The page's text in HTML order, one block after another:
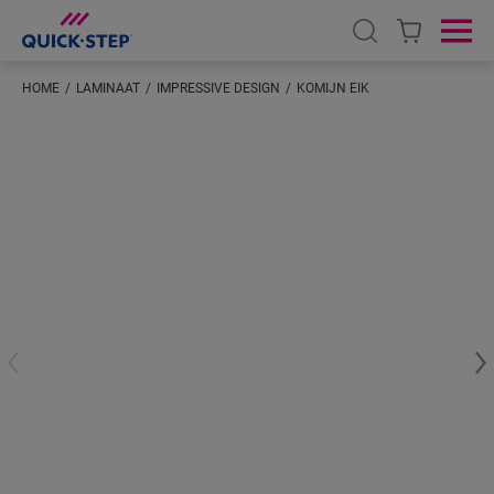
Open search
HOME LAMINAAT IMPRESSIVE DESIGN KOMIJN EIK